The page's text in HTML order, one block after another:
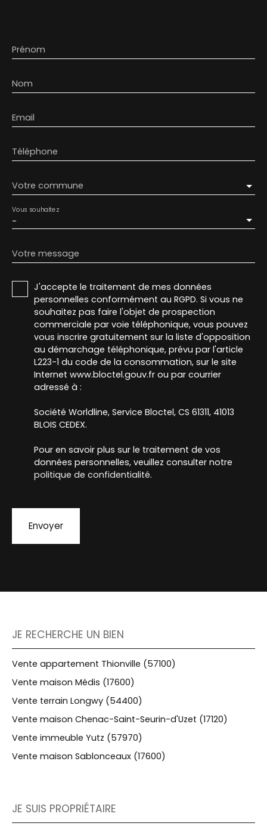
Prénom
Nom
Email
Téléphone
Votre commune
-
Vous souhaitez
Votre message
J'accepte le traitement de mes données
personnelles conformément au RGPD. Si vous ne
souhaitez pas faire l'objet de prospection
commerciale par voie téléphonique, vous pouvez
vous inscrire gratuitement sur la liste d'opposition
au démarchage téléphonique, prévu par l'article
L223-1 du code de la consommation, sur le site
Internet www.bloctel.gouv.fr ou par courrier
adressé à :
Société Worldline, Service Bloctel, CS 61311, 41013
BLOIS CEDEX.
Pour en savoir plus sur le traitement de vos
données personnelles, veuillez consulter notre
politique de confidentialité.
Envoyer
JE RECHERCHE UN BIEN
Vente appartement Thionville (57100)
Vente maison Médis (17600)
Vente terrain Longwy (54400)
Vente maison Chenac-Saint-Seurin-d'Uzet (17120)
Vente immeuble Yutz (57970)
Vente maison Sablonceaux (17600)
JE SUIS PROPRIÉTAIRE